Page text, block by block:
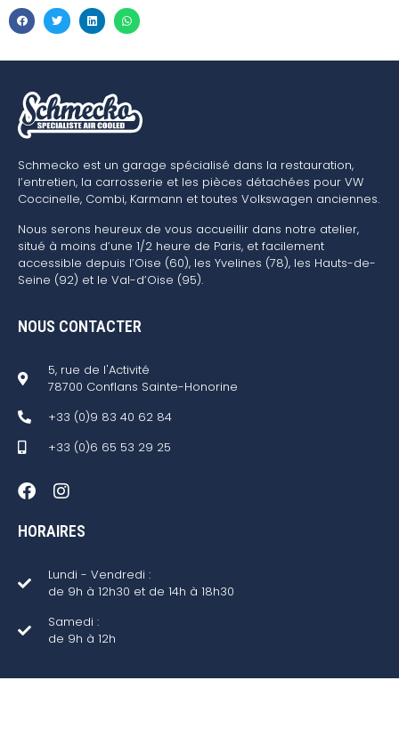
Schmecko est un garage spécialisé dans la restauration,
l’entretien, la carrosserie et les pièces détachées pour VW
Coccinelle, Combi, Karmann et toutes Volkswagen anciennes.
Nous serons heureux de vous accueillir dans notre atelier,
situé à moins d’une 1/2 heure de Paris, et facilement
accessible depuis l’Oise (60), les Yvelines (78), les Hauts-de-
Seine (92) et le Val-d’Oise (95).
NOUS CONTACTER
5, rue de l'Activité
78700 Conflans Sainte-Honorine
+33 (0)9 83 40 62 84
+33 (0)6 65 53 29 25
HORAIRES
Lundi - Vendredi :
de 9h à 12h30 et de 14h à 18h30
Samedi :
de 9h à 12h